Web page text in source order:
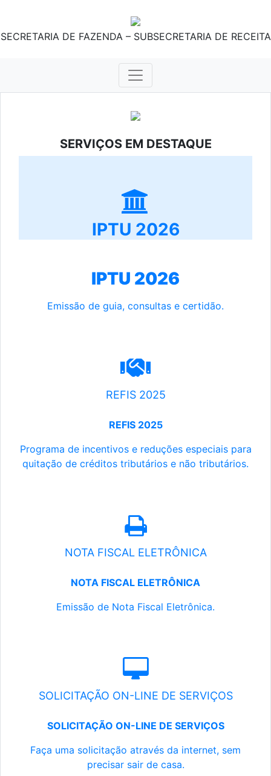
SECRETARIA DE FAZENDA – SUBSECRETARIA DE RECEITA
SERVIÇOS EM DESTAQUE
IPTU 2026
IPTU 2026
Emissão de guia, consultas e certidão.
REFIS 2025
REFIS 2025
Programa de incentivos e reduções especiais para
quitação de créditos tributários e não tributários.
NOTA FISCAL ELETRÔNICA
NOTA FISCAL ELETRÔNICA
Emissão de Nota Fiscal Eletrônica.
SOLICITAÇÃO ON-LINE DE SERVIÇOS
SOLICITAÇÃO ON-LINE DE SERVIÇOS
Faça uma solicitação através da internet, sem
precisar sair de casa.